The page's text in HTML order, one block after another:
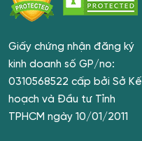
Giấy chứng nhận đăng ký
kinh doanh số GP/no:
0310568522 cấp bởi Sở Kế
hoạch và Đầu tư Tỉnh
TPHCM ngày 10/01/2011